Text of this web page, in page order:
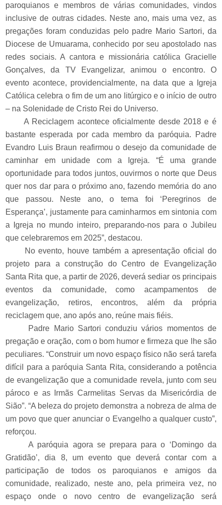
paroquianos e membros de várias comunidades, vindos
inclusive de outras cidades. Neste ano, mais uma vez, as
pregações foram conduzidas pelo padre Mario Sartori, da
Diocese de Umuarama, conhecido por seu apostolado nas
redes sociais. A cantora e missionária católica Gracielle
Gonçalves, da TV Evangelizar, animou o encontro. O
evento acontece, providencialmente, na data que a Igreja
Católica celebra o fim de um ano litúrgico e o início de outro
– na Solenidade de Cristo Rei do Universo.
A Reciclagem acontece oficialmente desde 2018 e é
bastante esperada por cada membro da paróquia. Padre
Evandro Luis Braun reafirmou o desejo da comunidade de
caminhar em unidade com a Igreja. “É uma grande
oportunidade para todos juntos, ouvirmos o norte que Deus
quer nos dar para o próximo ano, fazendo memória do ano
que passou. Neste ano, o tema foi ‘Peregrinos de
Esperança’, justamente para caminharmos em sintonia com
a Igreja no mundo inteiro, preparando-nos para o Jubileu
que celebraremos em 2025”, destacou.
No evento, houve também a apresentação oficial do
projeto para a construção do Centro de Evangelização
Santa Rita que, a partir de 2026, deverá sediar os principais
eventos da comunidade, como acampamentos de
evangelização, retiros, encontros, além da própria
reciclagem que, ano após ano, reúne mais fiéis.
Padre Mario Sartori conduziu vários momentos de
pregação e oração, com o bom humor e firmeza que lhe são
peculiares. “Construir um novo espaço físico não será tarefa
difícil para a paróquia Santa Rita, considerando a potência
de evangelização que a comunidade revela, junto com seu
pároco e as Irmãs Carmelitas Servas da Misericórdia de
Sião”. “A beleza do projeto demonstra a nobreza de alma de
um povo que quer anunciar o Evangelho a qualquer custo”,
reforçou.
A paróquia agora se prepara para o ‘Domingo da
Gratidão’, dia 8, um evento que deverá contar com a
participação de todos os paroquianos e amigos da
comunidade, realizado, neste ano, pela primeira vez, no
espaço onde o novo centro de evangelização será